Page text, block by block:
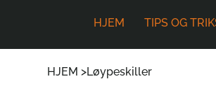
HJEM TIPS OG
HJEM >Løypeskiller